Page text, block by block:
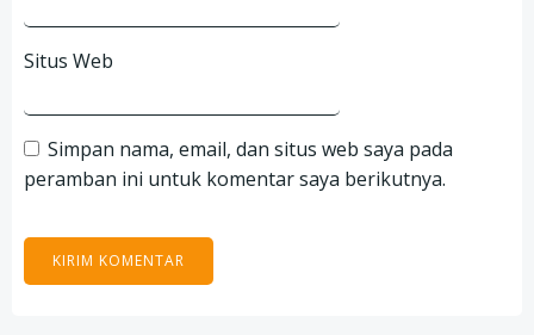
Situs Web
Simpan nama, email, dan situs web saya pada
peramban ini untuk komentar saya berikutnya.